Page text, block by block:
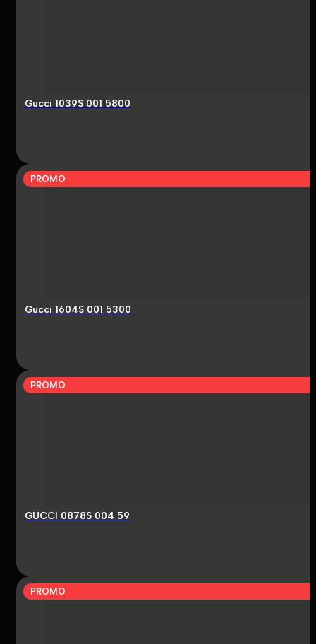
Gucci 1039S 001 5800
PROMO
Gucci 1604S 001 5300
PROMO
GUCCI 0878S 004 59
PROMO